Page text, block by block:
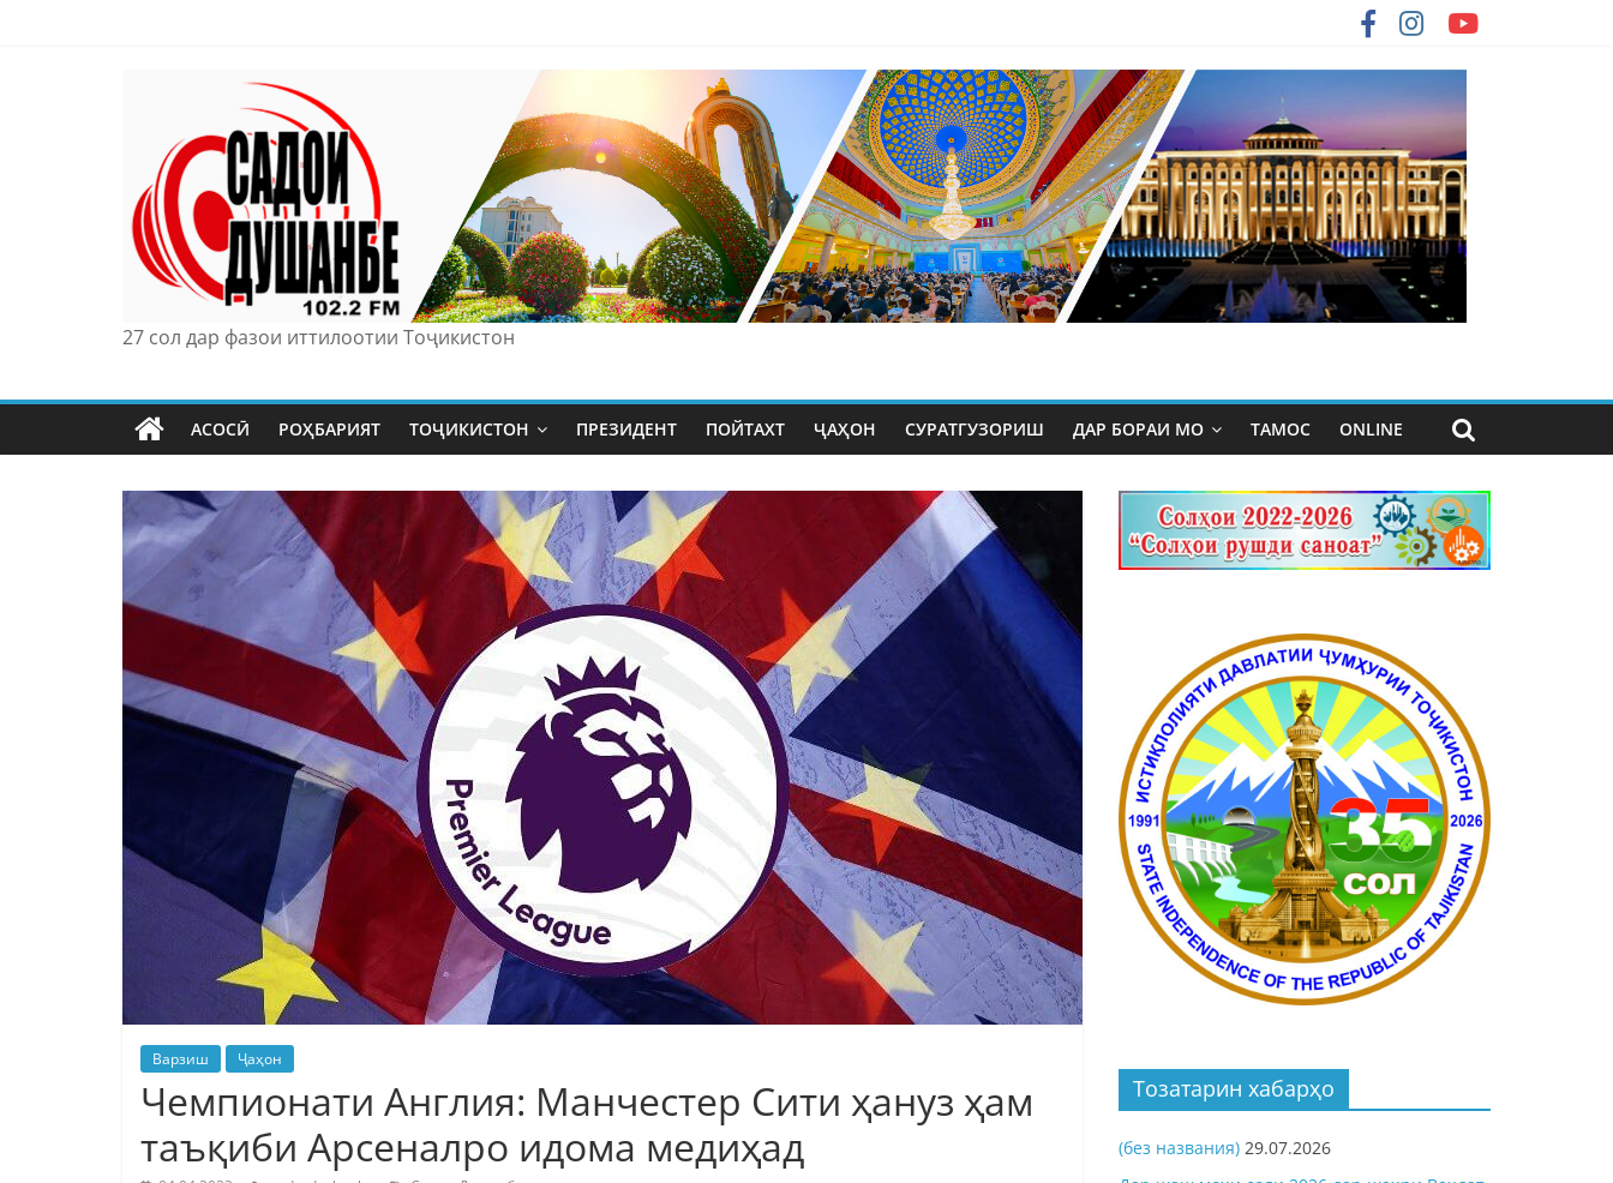
27 сол дар фазои иттилоотии Тоҷикистон
АСОСӢ РОҲБАРИЯТ ТОҶИКИСТОН ПРЕЗИДЕНТ ПОЙТАХТ ҶАҲОН СУРАТГУЗОРИШ ДАР БОРАИ МО ТАМОС ONLINE
Варзиш Ҷаҳон
Чемпионати Англия: Манчестер Сити ҳануз ҳам
таъқиби Арсеналро идома медиҳад
Тозатарин хабарҳо
(без названия) 29.07.2026